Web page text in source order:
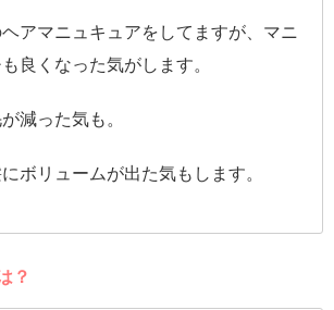
アマニュキュアをしてますが、マニ
良くなった気がします。
減った気も。
ボリュームが出た気もします。
？